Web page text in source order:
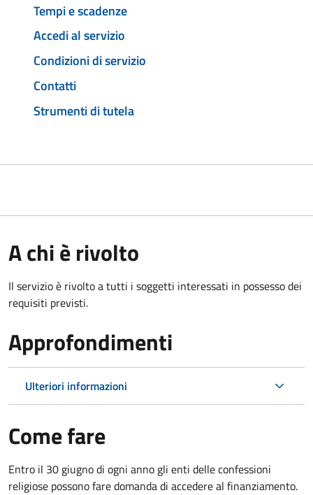
Tempi e scadenze
Accedi al servizio
Condizioni di servizio
Contatti
Strumenti di tutela
A chi è rivolto
Il servizio è rivolto a tutti i soggetti interessati in possesso dei
requisiti previsti.
Approfondimenti
Ulteriori informazioni
Come fare
Entro il 30 giugno di ogni anno gli enti delle confessioni
religiose possono fare domanda di accedere al finanziamento.